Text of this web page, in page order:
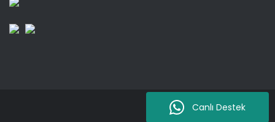
Canlı Destek